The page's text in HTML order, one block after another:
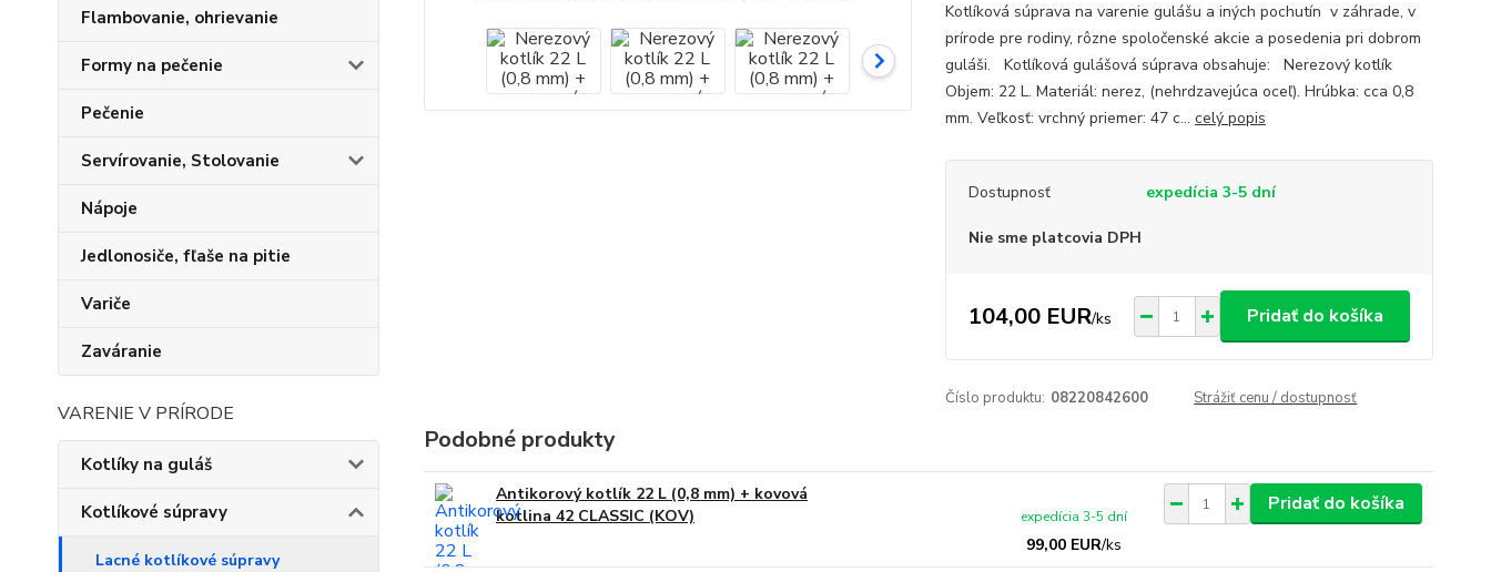
Flambovanie, ohrievanie
Formy na pečenie
Pečenie
Servírovanie, Stolovanie
Nápoje
Jedlonosiče, fľaše na pitie
Variče
Zaváranie
VARENIE V PRÍRODE
Kotlíky na guláš
Kotlíkové súpravy
Lacné kotlíkové súpravy
Kotlíková súprava na varenie gulášu a iných pochutín v záhrade, v
prírode pre rodiny, rôzne spoločenské akcie a posedenia pri dobrom
guláši. Kotlíková gulášová súprava obsahuje: Nerezový kotlík
Objem: 22 L. Materiál: nerez, (nehrdzavejúca oceľ). Hrúbka: cca 0,8
mm. Veľkosť: vrchný priemer: 47 c... celý popis
Dostupnosť expedícia 3-5 dní
Nie sme platcovia DPH
104,00 EUR/ks Pridať do košíka
Číslo produktu: 08220842600 Strážiť cenu / dostupnosť
Podobné produkty
Antikorový kotlík 22 L (0,8 mm) + kovová
kotlina 42 CLASSIC (KOV)
99,00 EUR/ks
expedícia 3-5 dní
Pridať do košíka